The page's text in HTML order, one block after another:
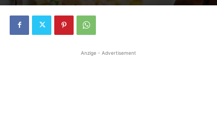
Anzige - Advertisement